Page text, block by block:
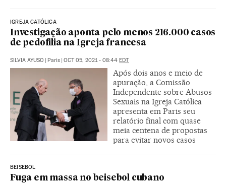
IGREJA CATÓLICA
Investigação aponta pelo menos 216.000 casos
de pedofilia na Igreja francesa
SILVIA AYUSO | Paris | OCT 05, 2021 - 08:44 EDT
Após dois anos e meio de
apuração, a Comissão
Independente sobre Abusos
Sexuais na Igreja Católica
apresenta em Paris seu
relatório final com quase
meia centena de propostas
para evitar novos casos
BEISEBOL
Fuga em massa no beisebol cubano